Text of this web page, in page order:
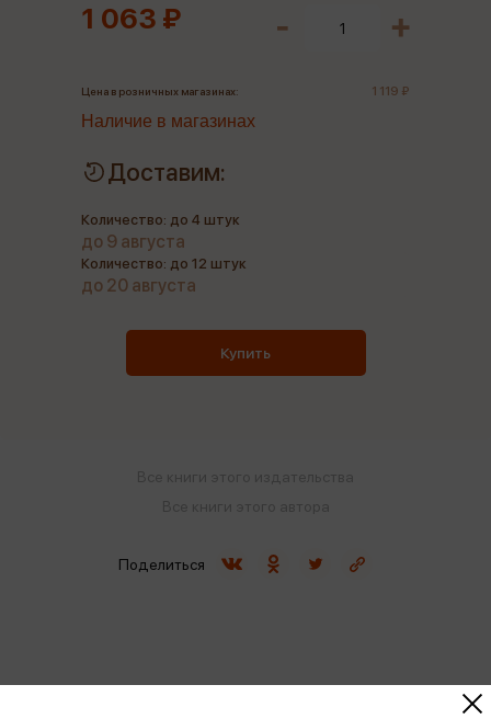
1 063 ₽
Цена в розничных магазинах: 1 119 ₽
Наличие в магазинах
Доставим:
Количество: до 4 штук
до 9 августа
Количество: до 12 штук
до 20 августа
Купить
Поделиться